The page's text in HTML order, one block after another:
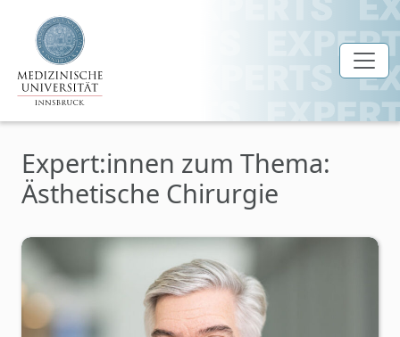
Zum Hauptinhalt springen
Expert:innen zum Thema:
Ästhetische Chirurgie